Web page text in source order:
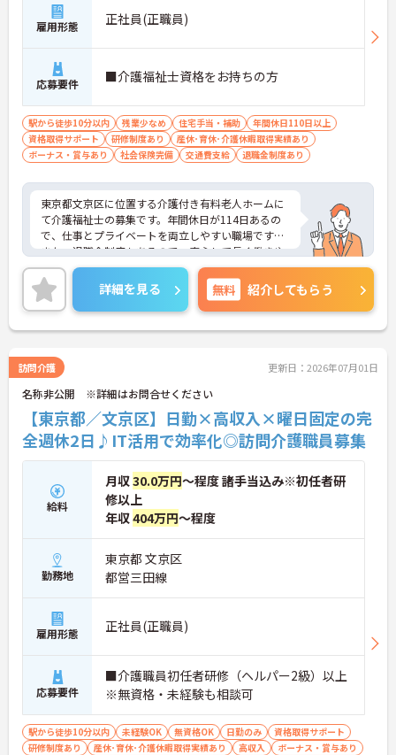
雇用形態 正社員(正職員)
応募要件 ■介護福祉士資格をお持ちの方
駅から徒歩10分以内 残業少なめ 住宅手当・補助
年間休日110日以上
資格取得サポート
研修制度あり
産休･育休･介護休暇取得実績あり
ボーナス・賞与あり
社会保険完備 交通費支給 退職金制度あり
東京都文京区に位置する介護付き有料老人ホームに
て介護福祉士の募集です。年間休日が114日あるの
で、仕事とプライベートを両立しやすい職場です♪
また、退職金制度もあるので、安心して長く働きや
すい環境が整っています◎ご興味のある方は、面接
ポイントをお伝えしますので、お気軽にご連絡くだ
さい。
詳細を見る 無料 紹介してもらう
訪問介護 更新日：2026年07月01日
名称非公開 ※詳細はお問合せください
【東京都／文京区】日勤×高収入×曜日固定の完
全週休2日♪IT活用で効率化◎訪問介護職員募集
給料
月収30.0万円～程度 諸手当込み※初任者研
修以上
年収404万円～程度
勤務地
東京都 文京区
都営三田線
雇用形態 正社員(正職員)
応募要件
■介護職員初任者研修（ヘルパー2級）以上
※無資格・未経験も相談可
駅から徒歩10分以内 未経験OK 無資格OK 日勤のみ
資格取得サポート
研修制度あり
産休･育休･介護休暇取得実績あり 高収入
ボーナス・賞与あり